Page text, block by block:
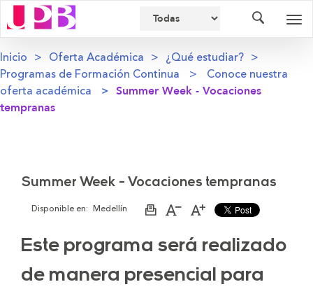
Inicio Oferta Académica
¿Qué estudiar?
Programas de Formación Continua
Conoce nuestra
oferta académica
Summer Week - Vocaciones
tempranas
Summer Week - Vocaciones tempranas
Disponible en: Medellín
ImprimirAumentar
de
la
letra
Disminuir
de
la
letra
Este programa será realizado
de manera presencial para